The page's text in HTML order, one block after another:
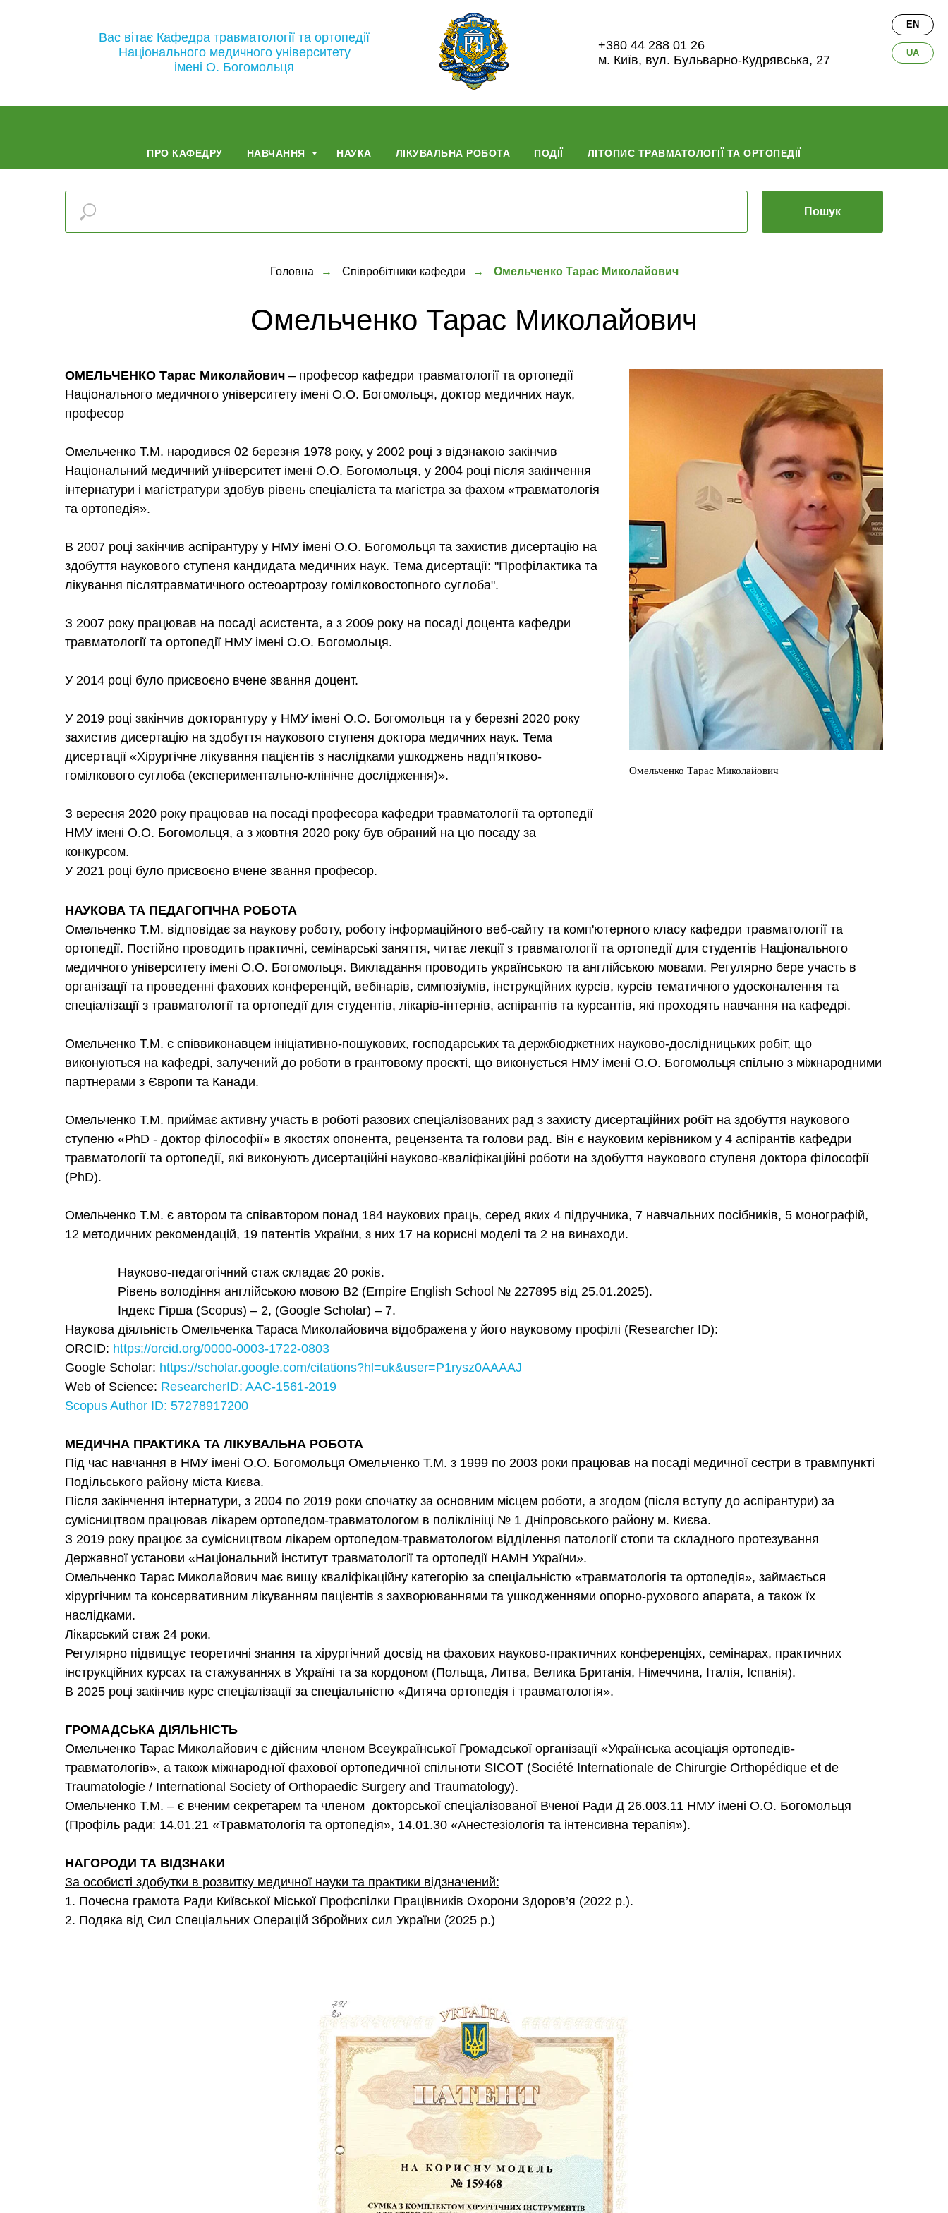
Вас вітає Кафедра травматології та ортопедії
Національного медичного університету
імені О. Богомольця
+380 44 288 01 26
м. Київ, вул. Бульварно-Кудрявська, 27
ПРО КАФЕДРУ НАВЧАННЯ НАУКА ЛІКУВАЛЬНА РОБОТА ПОДІЇ ЛІТОПИС ТРАВМАТОЛОГІЇ ТА ОРТОПЕДІЇ
UA
EN
Пошук
Головна → Співробітники кафедри → Омельченко Тарас Миколайович
Омельченко Тарас Миколайович
ОМЕЛЬЧЕНКО Тарас Миколайович – професор кафедри травматології та ортопедії
Національного медичного університету імені О.О. Богомольця, доктор медичних наук,
професор
Омельченко Т.М. народився 02 березня 1978 року, у 2002 році з відзнакою закінчив
Національний медичний університет імені О.О. Богомольця, у 2004 році після закінчення
інтернатури і магістратури здобув рівень спеціаліста та магістра за фахом «травматологія
та ортопедія».
В 2007 році закінчив аспірантуру у НМУ імені О.О. Богомольця та захистив дисертацію на
здобуття наукового ступеня кандидата медичних наук. Тема дисертації: "Профілактика та
лікування післятравматичного остеоартрозу гомілковостопного суглоба".
З 2007 року працював на посаді асистента, а з 2009 року на посаді доцента кафедри
травматології та ортопедії НМУ імені О.О. Богомольця.
У 2014 році було присвоєно вчене звання доцент.
У 2019 році закінчив докторантуру у НМУ імені О.О. Богомольця та у березні 2020 року
захистив дисертацію на здобуття наукового ступеня доктора медичних наук. Тема
дисертації «Хірургічне лікування пацієнтів з наслідками ушкоджень надп'ятково-
гомілкового суглоба (експериментально-клінічне дослідження)».
З вересня 2020 року працював на посаді професора кафедри травматології та ортопедії
НМУ імені О.О. Богомольця, а з жовтня 2020 року був обраний на цю посаду за
конкурсом.
У 2021 році було присвоєно вчене звання професор.
Омельченко Тарас Миколайович
НАУКОВА ТА ПЕДАГОГІЧНА РОБОТА
Омельченко Т.М. відповідає за наукову роботу, роботу інформаційного веб-сайту та комп'ютерного класу кафедри травматології та
ортопедії. Постійно проводить практичні, семінарські заняття, читає лекції з травматології та ортопедії для студентів Національного
медичного університету імені О.О. Богомольця. Викладання проводить українською та англійською мовами. Регулярно бере участь в
організації та проведенні фахових конференцій, вебінарів, симпозіумів, інструкційних курсів, курсів тематичного удосконалення та
спеціалізації з травматології та ортопедії для студентів, лікарів-інтернів, аспірантів та курсантів, які проходять навчання на кафедрі.
Омельченко Т.М. є співвиконавцем ініціативно-пошукових, господарських та держбюджетних науково-дослідницьких робіт, що
виконуються на кафедрі, залучений до роботи в грантовому проєкті, що виконується НМУ імені О.О. Богомольця спільно з міжнародними
партнерами з Європи та Канади.
Омельченко Т.М. приймає активну участь в роботі разових спеціалізованих рад з захисту дисертаційних робіт на здобуття наукового
ступеню «PhD - доктор філоcофії» в якостях опонента, рецензента та голови рад. Він є науковим керівником у 4 аспірантів кафедри
травматології та ортопедії, які виконують дисертаційні науково-кваліфікаційні роботи на здобуття наукового ступеня доктора філософії
(PhD).
Омельченко Т.М. є автором та співавтором понад 184 наукових праць, серед яких 4 підручника, 7 навчальних посібників, 5 монографій,
12 методичних рекомендацій, 19 патентів України, з них 17 на корисні моделі та 2 на винаходи.
Науково-педагогічний стаж складає 20 років.
Рівень володіння англійською мовою B2 (Empire English School № 227895 від 25.01.2025).
Індекс Гірша (Scopus) – 2, (Google Scholar) – 7.
Наукова діяльність Омельченка Тараса Миколайовича відображена у його науковому профілі (Researcher ID):
ORCID: https://orcid.org/0000-0003-1722-0803
Google Scholar: https://scholar.google.com/citations?hl=uk&user=P1rysz0AAAAJ
Web of Science: ResearcherID: AAC-1561-2019
Scopus Author ID: 57278917200
МЕДИЧНА ПРАКТИКА ТА ЛІКУВАЛЬНА РОБОТА
Під час навчання в НМУ імені О.О. Богомольця Омельченко Т.М. з 1999 по 2003 роки працював на посаді медичної сестри в травмпункті
Подільського району міста Києва.
Після закінчення інтернатури, з 2004 по 2019 роки спочатку за основним місцем роботи, а згодом (після вступу до аспірантури) за
сумісництвом працював лікарем ортопедом-травматологом в поліклініці № 1 Дніпровського району м. Києва.
З 2019 року працює за сумісництвом лікарем ортопедом-травматологом відділення патології стопи та складного протезування
Державної установи «Національний інститут травматології та ортопедії НАМН України».
Омельченко Тарас Миколайович має вищу кваліфікаційну категорію за спеціальністю «травматологія та ортопедія», займається
хірургічним та консервативним лікуванням пацієнтів з захворюваннями та ушкодженнями опорно-рухового апарата, а також їх
наслідками.
Лікарський стаж 24 роки.
Регулярно підвищує теоретичні знання та хірургічний досвід на фахових науково-практичних конференціях, семінарах, практичних
інструкційних курсах та стажуваннях в Україні та за кордоном (Польща, Литва, Велика Британія, Німеччина, Італія, Іспанія).
В 2025 році закінчив курс спеціалізації за спеціальністю «Дитяча ортопедія і травматологія».
ГРОМАДСЬКА ДІЯЛЬНІСТЬ
Омельченко Тарас Миколайович є дійсним членом Всеукраїнської Громадської організації «Українська асоціація ортопедів-
травматологів», а також міжнародної фахової ортопедичної спільноти SICOT (Société Internationale de Chirurgie Orthopédique et de
Traumatologie / International Society of Orthopaedic Surgery and Traumatology).
Омельченко Т.М. – є вченим секретарем та членом докторської спеціалізованої Вченої Ради Д 26.003.11 НМУ імені О.О. Богомольця
(Профіль ради: 14.01.21 «Травматологія та ортопедія», 14.01.30 «Анестезіологія та інтенсивна терапія»).
НАГОРОДИ ТА ВІДЗНАКИ
За особисті здобутки в розвитку медичної науки та практики відзначений:
1. Почесна грамота Ради Київської Міської Профспілки Працівників Охорони Здоров’я (2022 р.).
2. Подяка від Сил Спеціальних Операцій Збройних сил України (2025 р.)